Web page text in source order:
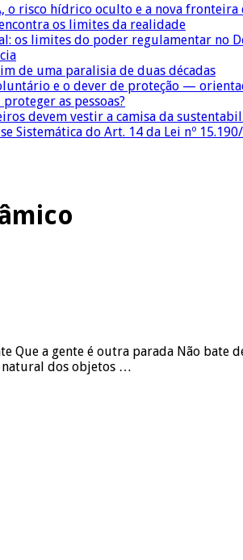
o risco hídrico oculto e a nova fronteira
os limites da realidade
os limites do poder regulamentar no
de uma paralisia de duas décadas
e o dever de proteção —
as pessoas?
devem vestir a camisa da
Sistemática do Art. 14 da Lei nº
Que a gente é outra parada Não
natural dos objetos …